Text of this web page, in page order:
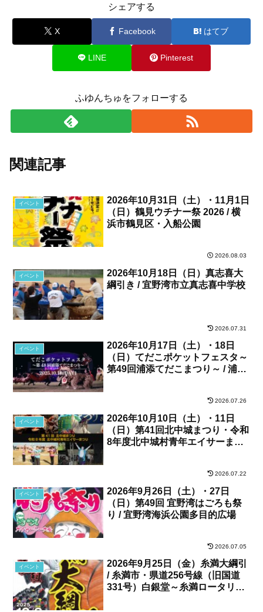
シェアする
X Facebook はてブ
LINE Pinterest
ふゆんちゅをフォローする
関連記事
イベント
2026年10月31日（土）・11月1日
（日）鶴見ウチナー祭 2026 / 横
浜市鶴見区・入船公園
2026.08.03
イベント
2026年10月18日（日）真志喜大
綱引き / 宜野湾市立真志喜中学校
2026.07.31
イベント
2026年10月17日（土）・18日
（日）てだこポケットフェスタ～
第49回浦添てだこまつり～ / 浦添
2026.07.26
イベント
2026年10月10日（土）・11日
（日）第41回北中城まつり・令和
8年度北中城村青年エイサーまつ
2026.07.22
イベント
2026年9月26日（土）・27日
（日）第49回 宜野湾はごろも祭
り / 宜野湾海浜公園多目的広場
2026.07.05
イベント
2026年9月25日（金）糸満大綱引
/ 糸満市・県道256号線（旧国道
331号）白銀堂～糸満ロータリー